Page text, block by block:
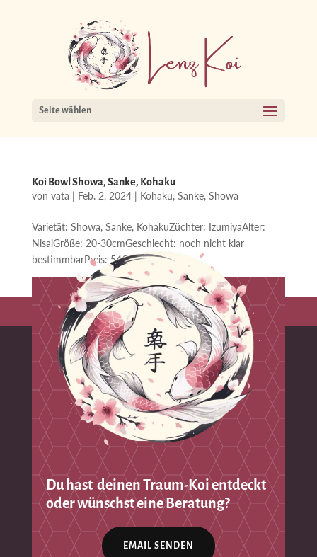
Seite wählen
Koi Bowl Showa, Sanke, Kohaku
von vata | Feb. 2, 2024| Kohaku, Sanke, Showa
Varietät: Showa, Sanke, KohakuZüchter: IzumiyaAlter:
NisaiGröße: 20-30cmGeschlecht: noch nicht klar
bestimmbarPreis: 54€ pro Stück...
Du hast deinen Traum-Koi entdeckt
oder wünschst eine Beratung?
EMAIL SENDEN